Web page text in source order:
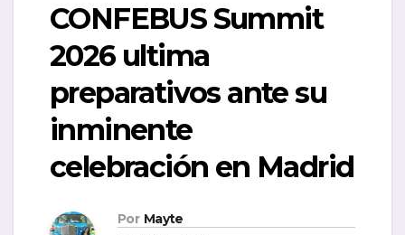
CONFEBUS Summit
2026 ultima
preparativos ante su
inminente
celebración en Madrid
Por Mayte